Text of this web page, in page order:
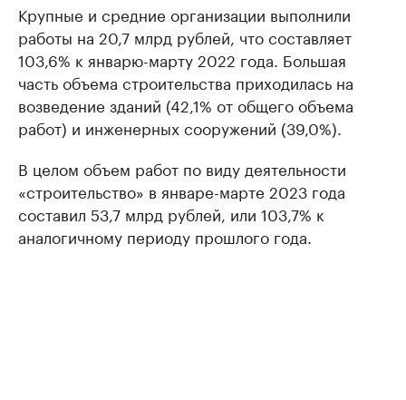
Крупные и средние организации выполнили
работы на 20,7 млрд рублей, что составляет
103,6% к январю-марту 2022 года. Большая
часть объема строительства приходилась на
возведение зданий (42,1% от общего объема
работ) и инженерных сооружений (39,0%).
В целом объем работ по виду деятельности
«строительство» в январе-марте 2023 года
составил 53,7 млрд рублей, или 103,7% к
аналогичному периоду прошлого года.